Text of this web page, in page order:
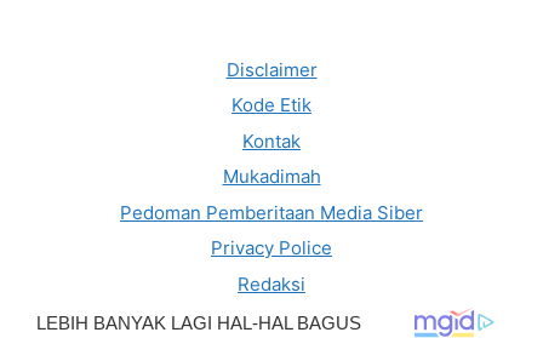
Disclaimer
Kode Etik
Kontak
Mukadimah
Pedoman Pemberitaan Media Siber
Privacy Police
Redaksi